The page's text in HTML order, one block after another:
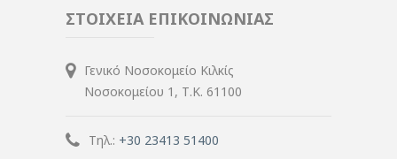
ΣΤΟΙΧΕΙΑ ΕΠΙΚΟΙΝΩΝΙΑΣ
Γενικό Νοσοκομείο Κιλκίς
Νοσοκομείου 1, Τ.Κ. 61100
Τηλ.: +30 23413 51400